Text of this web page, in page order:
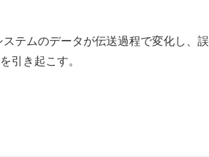
テムのデータが伝送過程で変化し、誤
引き起こす。